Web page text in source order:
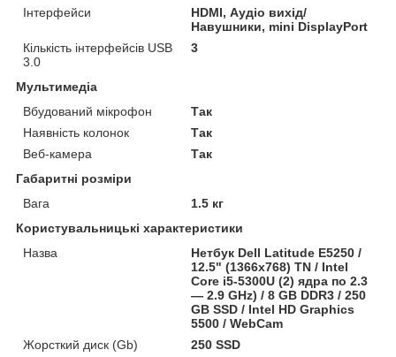
Інтерфейси
HDMI, Аудіо вихід/
Навушники, mini DisplayPort
Кількість інтерфейсів USB
3.0
3
Мультимедіа
Вбудований мікрофон
Так
Наявність колонок
Так
Веб-камера
Так
Габаритні розміри
Вага
1.5 кг
Користувальницькі характеристики
Назва
Нетбук Dell Latitude E5250 /
12.5" (1366x768) TN / Intel
Core i5-5300U (2) ядра по 2.3
— 2.9 GHz) / 8 GB DDR3 / 250
GB SSD / Intel HD Graphics
5500 / WebCam
Жорсткий диск (Gb)
250 SSD